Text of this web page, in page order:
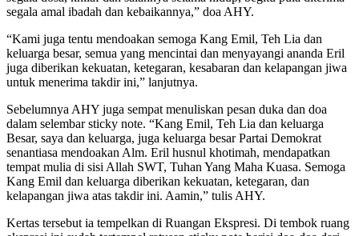
segala amal ibadah dan kebaikannya,” doa AHY.
“Kami juga tentu mendoakan semoga Kang Emil, Teh Lia dan
keluarga besar, semua yang mencintai dan menyayangi ananda Eril
juga diberikan kekuatan, ketegaran, kesabaran dan kelapangan jiwa
untuk menerima takdir ini,” lanjutnya.
Sebelumnya AHY juga sempat menuliskan pesan duka dan doa
dalam selembar sticky note. “Kang Emil, Teh Lia dan keluarga
Besar, saya dan keluarga, juga keluarga besar Partai Demokrat
senantiasa mendoakan Alm. Eril husnul khotimah, mendapatkan
tempat mulia di sisi Allah SWT, Tuhan Yang Maha Kuasa. Semoga
Kang Emil dan keluarga diberikan kekuatan, ketegaran, dan
kelapangan jiwa atas takdir ini. Aamin,” tulis AHY.
Kertas tersebut ia tempelkan di Ruangan Ekspresi. Di tembok ruang